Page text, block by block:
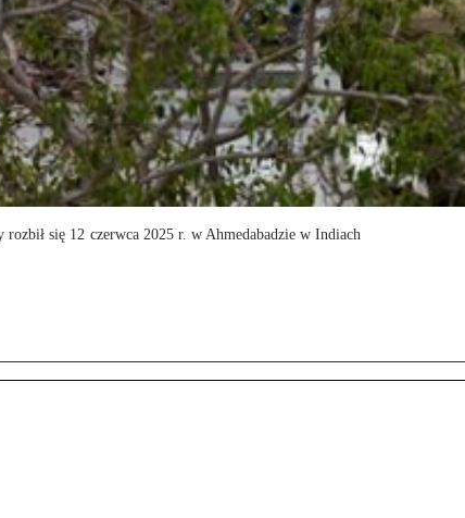
się 12 czerwca 2025 r. w Ahmedabadzie w Indiach